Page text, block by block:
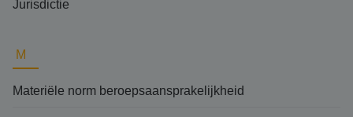
Jurisdictie
M
Materiële norm beroepsaansprakelijkheid